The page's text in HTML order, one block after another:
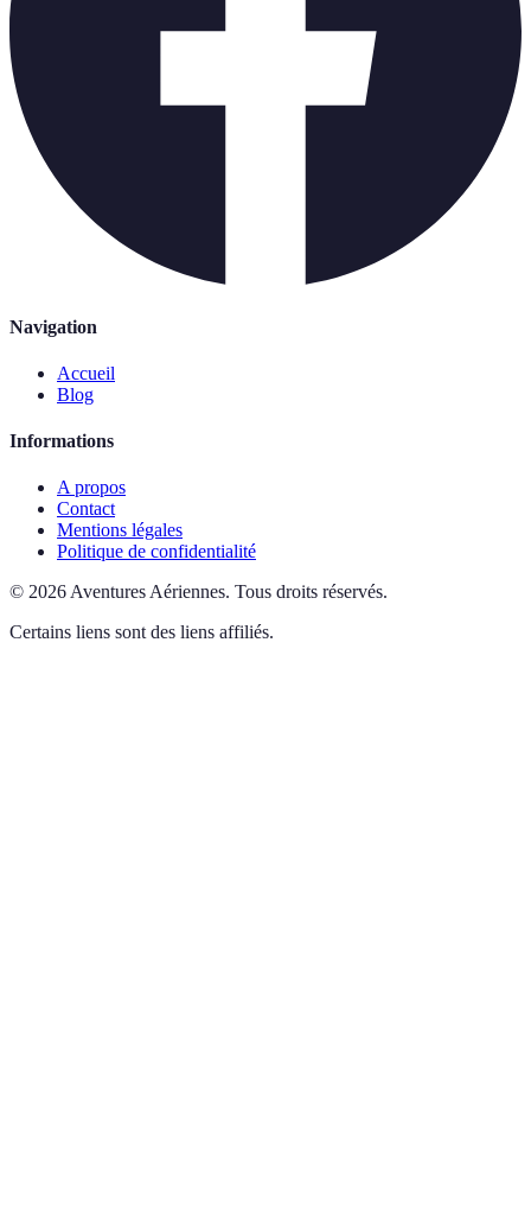
Navigation
Accueil
Blog
Informations
A propos
Contact
Mentions légales
Politique de confidentialité
© 2026 Aventures Aériennes. Tous droits réservés.
Certains liens sont des liens affiliés.